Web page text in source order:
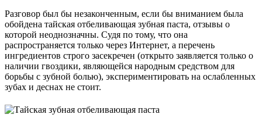
Разговор был бы незаконченным, если бы вниманием была
обойдена тайская отбеливающая зубная паста, отзывы о
которой неоднозначны. Судя по тому, что она
распространяется только через Интернет, а перечень
ингредиентов строго засекречен (открыто заявляется только о
наличии гвоздики, являющейся народным средством для
борьбы с зубной болью), экспериментировать на ослабленных
зубах и деснах не стоит.